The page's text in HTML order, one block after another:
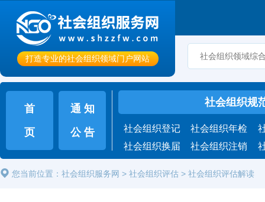
打造专业的社会组织领域门户网站
首
页
通 知
公 告
社会组织规
社会组织登记 社会组织年检
社会组织换届
社会组织注销
您当前位置： 社会组织服务网 > 社会组织评估 > 社会组织评估解读